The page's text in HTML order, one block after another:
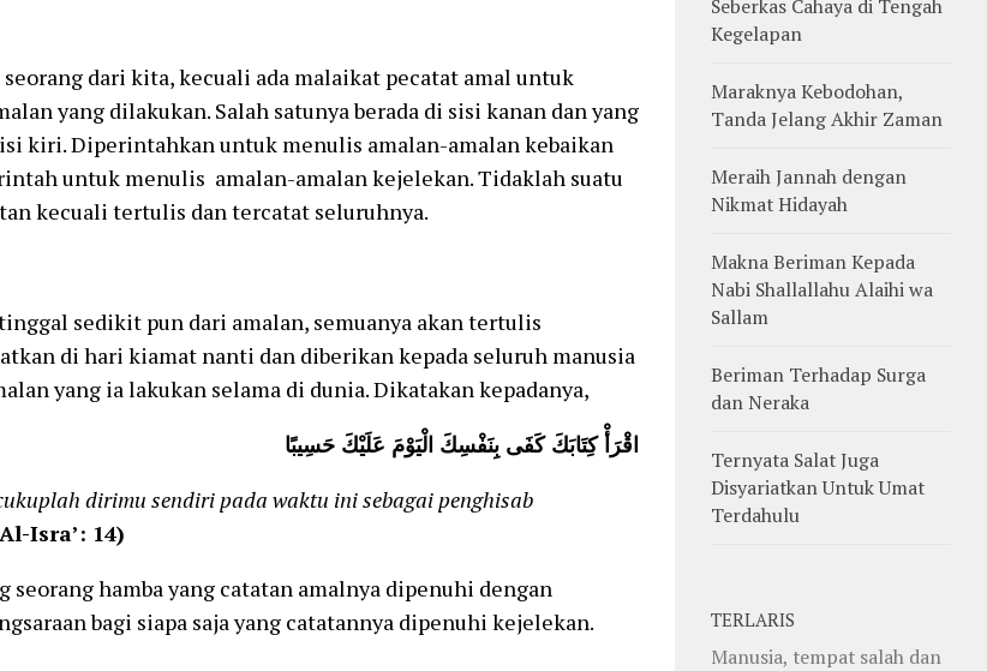
dari kita, kecuali ada malaikat pecatat amal untuk
yang dilakukan. Salah satunya berada di sisi kanan dan yang
kiri. Diperintahkan untuk menulis amalan-amalan kebaikan
untuk menulis amalan-amalan kejelekan. Tidaklah suatu
kecuali tertulis dan tercatat seluruhnya.
sedikit pun dari amalan, semuanya akan tertulis
di hari kiamat nanti dan diberikan kepada seluruh manusia
yang ia lakukan selama di dunia. Dikatakan kepadanya,
اقْرَأْ كِتَابَكَ كَفَى بِنَفْسِكَ الْيَوْمَ عَلَيْكَ حَسِيبًا
dirimu sendiri pada waktu ini sebagai penghisab
Isra’: 14)
seorang hamba yang catatan amalnya dipenuhi dengan
bagi siapa saja yang catatannya dipenuhi kejelekan.
Seberkas Cahaya di Tengah
Kegelapan
Maraknya Kebodohan,
Tanda Jelang Akhir Zaman
Meraih Jannah dengan
Nikmat Hidayah
Makna Beriman Kepada
Nabi Shallallahu Alaihi wa
Sallam
Beriman Terhadap Surga
dan Neraka
Ternyata Salat Juga
Disyariatkan Untuk Umat
Terdahulu
TERLARIS
Manusia, tempat salah dan